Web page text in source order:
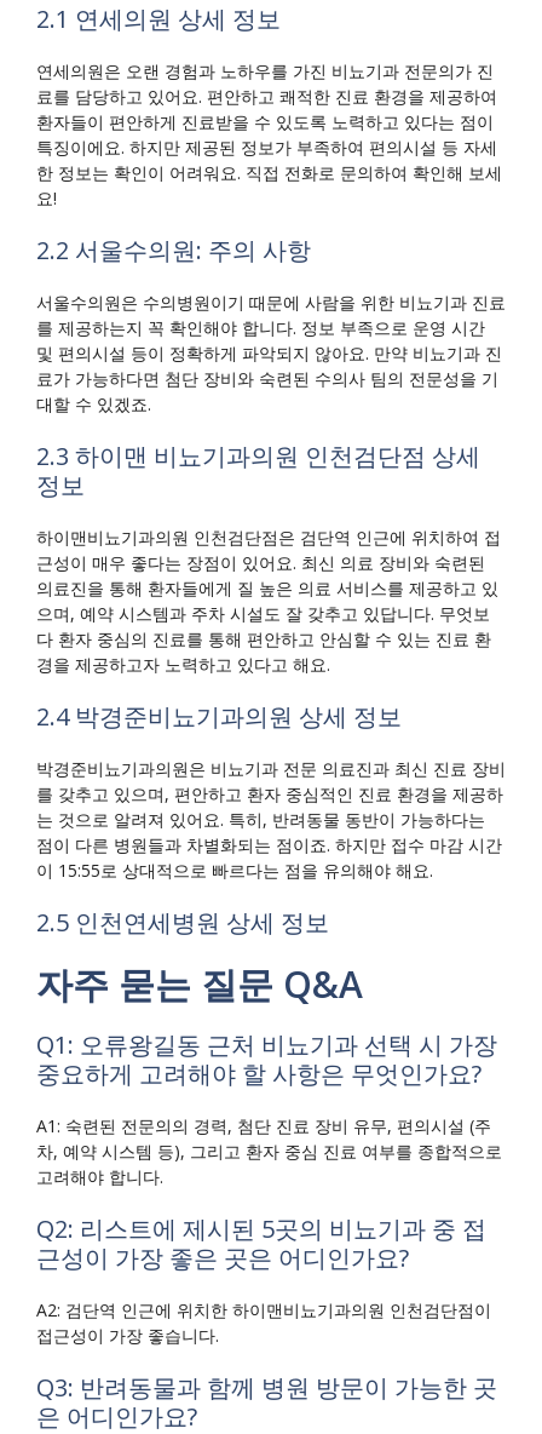
2.1 연세의원 상세 정보
연세의원은 오랜 경험과 노하우를 가진 비뇨기과 전문의가 진
료를 담당하고 있어요. 편안하고 쾌적한 진료 환경을 제공하여
환자들이 편안하게 진료받을 수 있도록 노력하고 있다는 점이
특징이에요. 하지만 제공된 정보가 부족하여 편의시설 등 자세
한 정보는 확인이 어려워요. 직접 전화로 문의하여 확인해 보세
요!
2.2 서울수의원: 주의 사항
서울수의원은 수의병원이기 때문에 사람을 위한 비뇨기과 진료
를 제공하는지 꼭 확인해야 합니다. 정보 부족으로 운영 시간
및 편의시설 등이 정확하게 파악되지 않아요. 만약 비뇨기과 진
료가 가능하다면 첨단 장비와 숙련된 수의사 팀의 전문성을 기
대할 수 있겠죠.
2.3 하이맨 비뇨기과의원 인천검단점 상세
정보
하이맨비뇨기과의원 인천검단점은 검단역 인근에 위치하여 접
근성이 매우 좋다는 장점이 있어요. 최신 의료 장비와 숙련된
의료진을 통해 환자들에게 질 높은 의료 서비스를 제공하고 있
으며, 예약 시스템과 주차 시설도 잘 갖추고 있답니다. 무엇보
다 환자 중심의 진료를 통해 편안하고 안심할 수 있는 진료 환
경을 제공하고자 노력하고 있다고 해요.
2.4 박경준비뇨기과의원 상세 정보
박경준비뇨기과의원은 비뇨기과 전문 의료진과 최신 진료 장비
를 갖추고 있으며, 편안하고 환자 중심적인 진료 환경을 제공하
는 것으로 알려져 있어요. 특히, 반려동물 동반이 가능하다는
점이 다른 병원들과 차별화되는 점이죠. 하지만 접수 마감 시간
이 15:55로 상대적으로 빠르다는 점을 유의해야 해요.
2.5 인천연세병원 상세 정보
자주 묻는 질문 Q&A
Q1: 오류왕길동 근처 비뇨기과 선택 시 가장
중요하게 고려해야 할 사항은 무엇인가요?
A1: 숙련된 전문의의 경력, 첨단 진료 장비 유무, 편의시설 (주
차, 예약 시스템 등), 그리고 환자 중심 진료 여부를 종합적으로
고려해야 합니다.
Q2: 리스트에 제시된 5곳의 비뇨기과 중 접
근성이 가장 좋은 곳은 어디인가요?
A2: 검단역 인근에 위치한 하이맨비뇨기과의원 인천검단점이
접근성이 가장 좋습니다.
Q3: 반려동물과 함께 병원 방문이 가능한 곳
은 어디인가요?